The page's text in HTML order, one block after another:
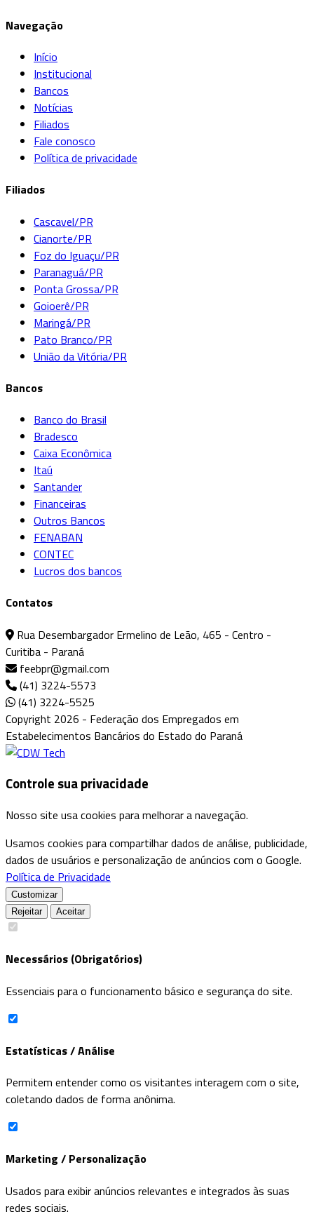
Navegação
Início
Institucional
Bancos
Notícias
Filiados
Fale conosco
Política de privacidade
Filiados
Cascavel/PR
Cianorte/PR
Foz do Iguaçu/PR
Paranaguá/PR
Ponta Grossa/PR
Goioerê/PR
Maringá/PR
Pato Branco/PR
União da Vitória/PR
Bancos
Banco do Brasil
Bradesco
Caixa Econômica
Itaú
Santander
Financeiras
Outros Bancos
FENABAN
CONTEC
Lucros dos bancos
Contatos
Rua Desembargador Ermelino de Leão, 465 - Centro -
Curitiba - Paraná
feebpr@gmail.com
(41) 3224-5573
(41) 3224-5525
Copyright 2026 - Federação dos Empregados em
Estabelecimentos Bancários do Estado do Paraná
Controle sua privacidade
Nosso site usa cookies para melhorar a navegação.
Usamos cookies para compartilhar dados de análise, publicidade,
dados de usuários e personalização de anúncios com o Google.
Política de Privacidade
Customizar
Rejeitar
Aceitar
Necessários (Obrigatórios)
Essenciais para o funcionamento básico e segurança do site.
Estatísticas / Análise
Permitem entender como os visitantes interagem com o site,
coletando dados de forma anônima.
Marketing / Personalização
Usados para exibir anúncios relevantes e integrados às suas
redes sociais.